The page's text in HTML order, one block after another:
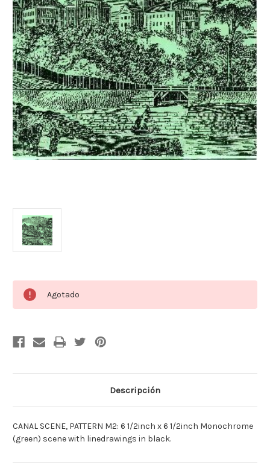
actual
de
Agotado
Descripción
CANAL SCENE, PATTERN M2: 6 1/2inch x 6 1/2inch Monochrome
(green) scene with linedrawings in black.